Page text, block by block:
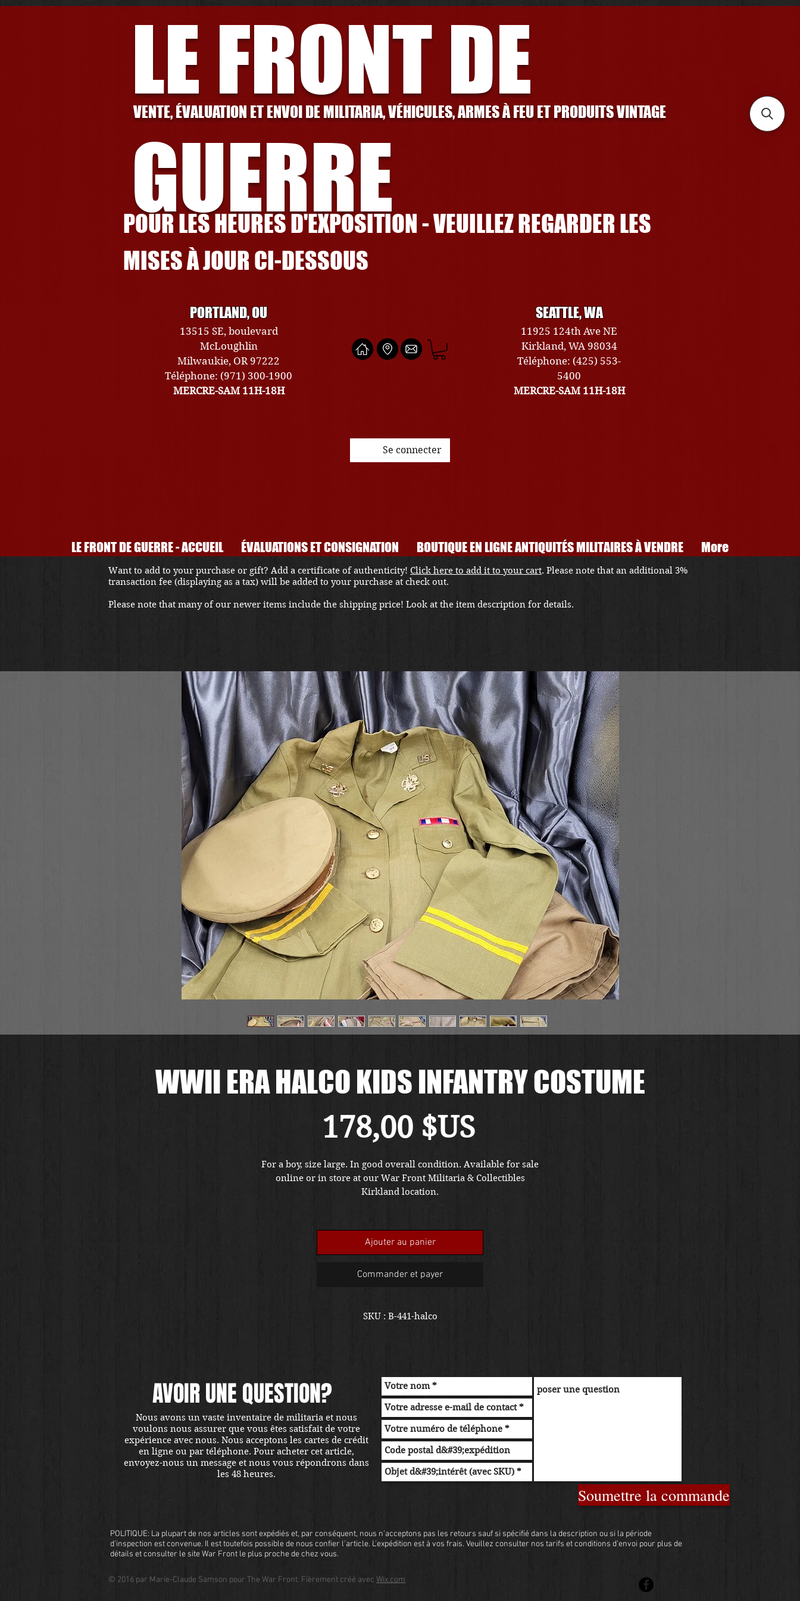
LE FRONT DE
GUERRE
VENTE, ÉVALUATION ET ENVOI DE MILITARIA, VÉHICULES, ARMES À FEU ET PRODUITS VINTAGE
POUR LES HEURES D'EXPOSITION - VEUILLEZ REGARDER LES
MISES À JOUR CI-DESSOUS
PORTLAND, OU
13515 SE, boulevard
McLoughlin
Milwaukie, OR 97222
Téléphone: (971) 300-1900
MERCRE-SAM 11H-18H
SEATTLE, WA
11925 124th Ave NE
Kirkland, WA 98034
Téléphone: (425) 553-
5400
MERCRE-SAM 11H-18H
Se connecter
LE FRONT DE GUERRE - ACCUEIL ÉVALUATIONS ET CONSIGNATION BOUTIQUE EN LIGNE ANTIQUITÉS MILITAIRES À VENDRE More
WWII ERA HALCO KIDS INFANTRY COSTUME
178,00 $USPrix
For a boy, size large. In good overall condition. Available for sale
online or in store at our War Front Militaria & Collectibles
Kirkland location.
Ajouter au panier
Commander et payer
SKU : B-441-halco
Want to add to your purchase or gift? Add a certificate of authenticity! Click here to add it to your cart. Please note that an additional 3%
transaction fee (displaying as a tax) will be added to your purchase at check out.
Please note that many of our newer items include the shipping price! Look at the item description for details.
AVOIR UNE QUESTION?
Nous avons un vaste inventaire de militaria et nous
voulons nous assurer que vous êtes satisfait de votre
expérience avec nous. Nous acceptons les cartes de crédit
en ligne ou par téléphone. Pour acheter cet article,
envoyez-nous un message et nous vous répondrons dans
les 48 heures.
Soumettre la commande
POLITIQUE: La plupart de nos articles sont expédiés et, par conséquent, nous n'acceptons pas les retours sauf si spécifié dans la description ou si la période
d'inspection est convenue. Il est toutefois possible de nous confier l'article. L'expédition est à vos frais. Veuillez consulter nos tarifs et conditions d'envoi pour plus de
détails et consulter le site War Front le plus proche de chez vous.
© 2016 par Marie-Claude Samson pour The War Front. Fièrement créé avec Wix.com